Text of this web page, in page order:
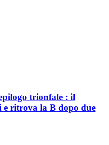
trionfale : il
e ritrova la B dopo due